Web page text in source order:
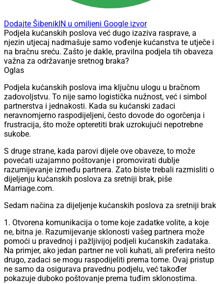
Dodajte ŠibenikIN u omiljeni Google izvor
Podjela kućanskih poslova već dugo izaziva rasprave, a
njezin utjecaj nadmašuje samo vođenje kućanstva te utječe i
na bračnu sreću. Zašto je dakle, pravilna podjela tih obaveza
važna za održavanje sretnog braka?
Oglas
Podjela kućanskih poslova ima ključnu ulogu u bračnom
zadovoljstvu. To nije samo logistička nužnost, već i simbol
partnerstva i jednakosti. Kada su kućanski zadaci
neravnomjerno raspodijeljeni, često dovode do ogorčenja i
frustracija, što može opteretiti brak uzrokujući nepotrebne
sukobe.
S druge strane, kada parovi dijele ove obaveze, to može
povećati uzajamno poštovanje i promovirati dublje
razumijevanje između partnera. Zato biste trebali razmisliti o
dijeljenju kućanskih poslova za sretniji brak, piše
Marriage.com.
Sedam načina za dijeljenje kućanskih poslova za sretniji brak
1. Otvorena komunikacija o tome koje zadatke volite, a koje
ne, bitna je. Razumijevanje sklonosti vašeg partnera može
pomoći u pravednoj i pažljivijoj podjeli kućanskih zadataka.
Na primjer, ako jedan partner ne voli kuhati, ali preferira nešto
drugo, zadaci se mogu raspodijeliti prema tome. Ovaj pristup
ne samo da osigurava pravednu podjelu, već također
pokazuje duboko poštovanje prema tuđim sklonostima.